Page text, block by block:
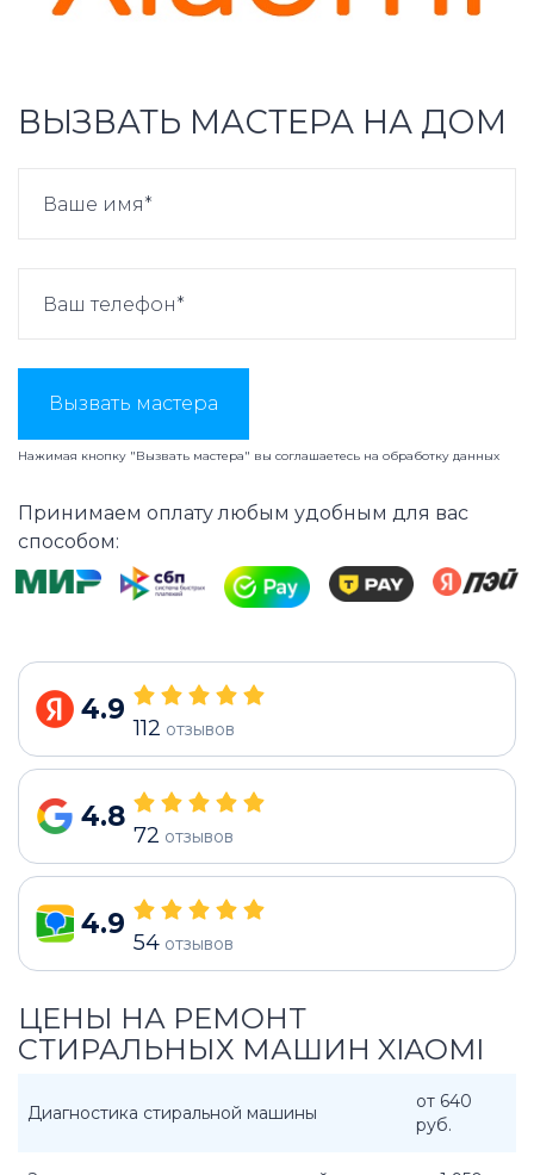
ВЫЗВАТЬ МАСТЕРА НА ДОМ
Вызвать мастера
Нажимая кнопку "Вызвать мастера" вы соглашаетесь на обработку данных
Принимаем оплату любым удобным для вас
способом:
4.9
112 отзывов
4.8
72 отзывов
4.9
54 отзывов
ЦЕНЫ НА РЕМОНТ
СТИРАЛЬНЫХ МАШИН XIAOMI
Диагностика стиральной машины
от 640
руб.